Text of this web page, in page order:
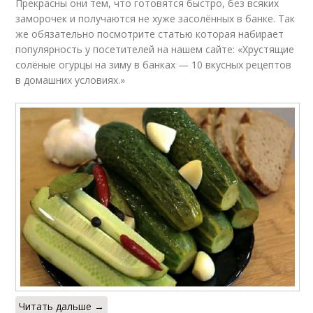
Прекрасны они тем, что готовятся быстро, без всяких
заморочек и получаются не хуже засолённых в банке. Так
же обязательно посмотрите статью которая набирает
популярность у посетителей на нашем сайте: «Хрустящие
солёные огурцы на зиму в банках — 10 вкусных рецептов
в домашних условиях.»
Читать дальше →